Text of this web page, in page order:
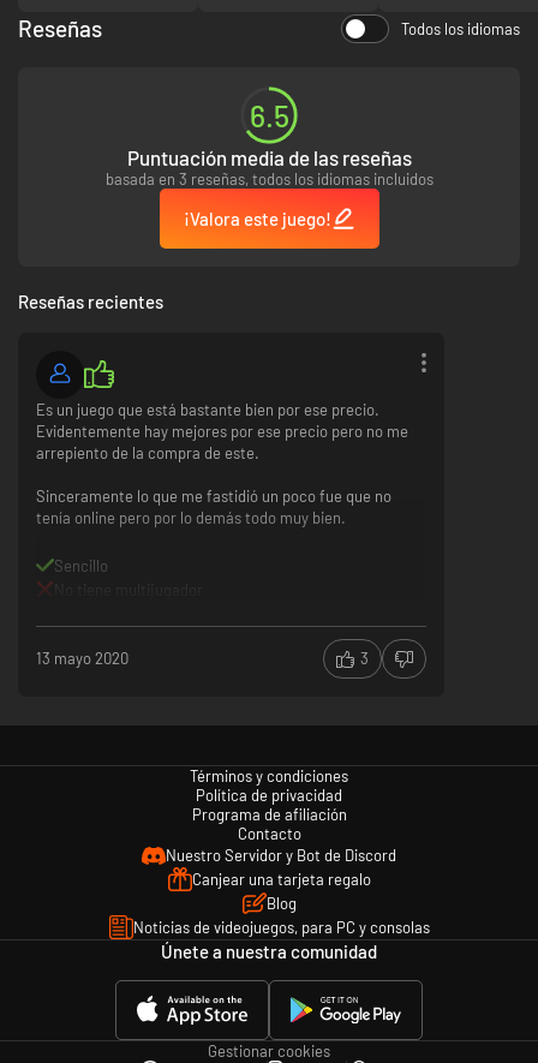
Reseñas Todos los idiomas
6.5
Puntuación media de las reseñas
basada en 3 reseñas, todos los idiomas incluidos
¡Valora este juego!
Reseñas recientes
Es un juego que está bastante bien por ese precio.
Evidentemente hay mejores por ese precio pero no me
arrepiento de la compra de este.
Sinceramente lo que me fastidió un poco fue que no
tenía online pero por lo demás todo muy bien.
Sencillo
13 mayo 2020 3
Términos y condiciones
Política de privacidad
Programa de afiliación
Contacto
Nuestro Servidor y Bot de Discord
Canjear una tarjeta regalo
Blog
Noticias de videojuegos, para PC y consolas
Únete a nuestra comunidad
Gestionar cookies